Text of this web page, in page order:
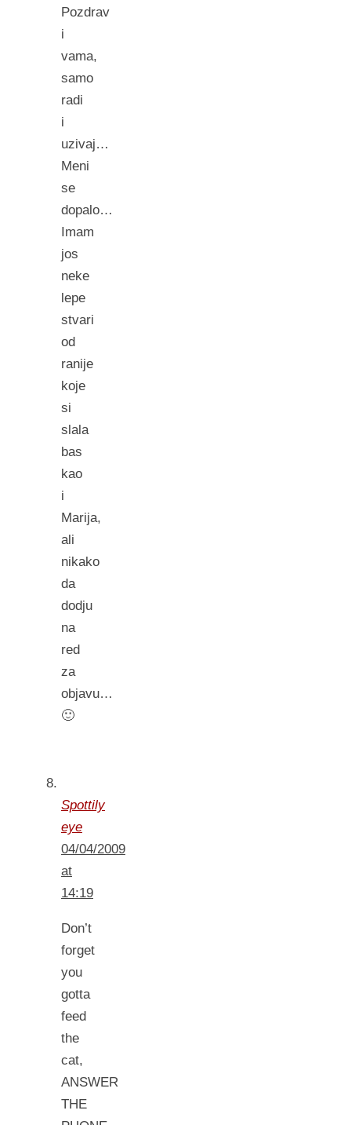
Pozdrav
i
vama,
samo
radi
i
uzivaj…
Meni
se
dopalo…
Imam
jos
neke
lepe
stvari
od
ranije
koje
si
slala
bas
kao
i
Marija,
ali
nikako
da
dodju
na
red
za
objavu…
🙂
Spottily
eye
04/04/2009
at
14:19
Don’t
forget
you
gotta
feed
the
cat,
ANSWER
THE